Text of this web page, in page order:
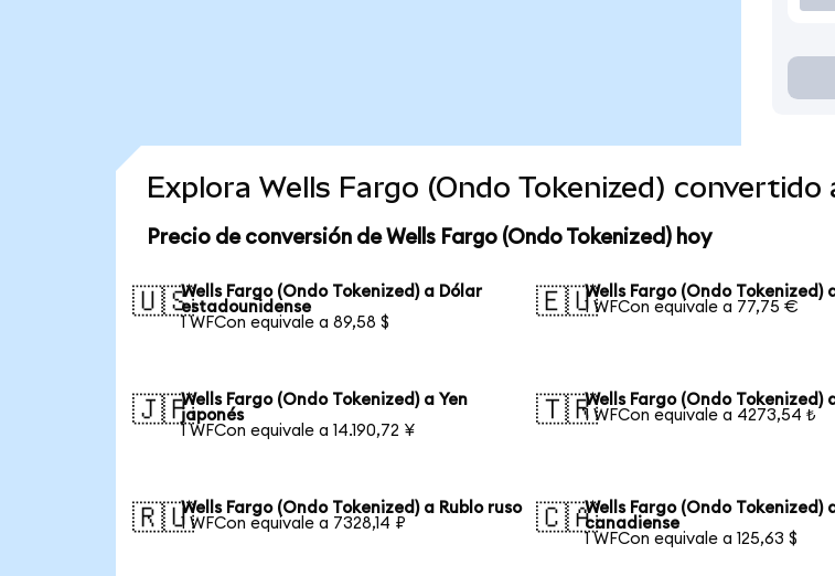
Explora Wells Fargo (Ondo Tokenized)
Precio de conversión de Wells Fargo (Ondo Tokenized) hoy
🇺🇸Wells Fargo (Ondo Tokenized) a Dólar
estadounidense
1 WFCon equivale a 89,58 $
🇪🇺Wells Fargo (Ondo Tokenized)
1 WFCon equivale a 77,75 €
🇯🇵Wells Fargo (Ondo Tokenized) a Yen
japonés
1 WFCon equivale a 14.190,72 ¥
🇹🇷Wells Fargo (Ondo Tokenized)
1 WFCon equivale a 4273,54 ₺
🇷🇺Wells Fargo (Ondo Tokenized) a Rublo ruso
1 WFCon equivale a 7328,14 ₽
🇨🇦Wells Fargo (Ondo Tokenized)
canadiense
1 WFCon equivale a 125,63 $